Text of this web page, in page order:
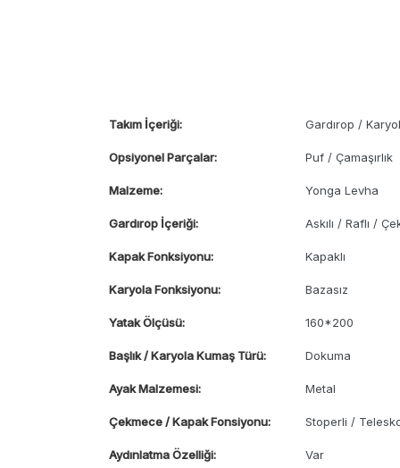
Takım İçeriği: Gardırop /
Opsiyonel Parçalar: Puf / Çamaşırlık
Malzeme: Yonga Levha
Gardırop İçeriği: Askılı / Raflı /
Kapak Fonksiyonu: Kapaklı
Karyola Fonksiyonu: Bazasız
Yatak Ölçüsü: 160*200
Başlık / Karyola Kumaş Türü: Dokuma
Ayak Malzemesi: Metal
Çekmece / Kapak Fonsiyonu: Stoperli /
Aydınlatma Özelliği: Var